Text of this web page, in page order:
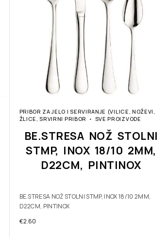
PRIBOR ZA JELO I SERVIRANJE (VILICE, NOŽEVI,
ŽLICE, SRVIRNI PRIBOR
SVE PROIZVODE
BE.STRESA NOŽ STOLNI
STMP, INOX 18/10 2MM,
D22CM, PINTINOX
BE.STRESA NOŽ STOLNI STMP, INOX 18/10 2MM,
D22CM, PINTINOX
€2.60